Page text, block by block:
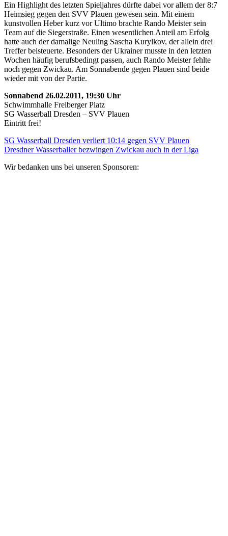
Ein Highlight des letzten Spieljahres dürfte dabei vor allem der 8:7
Heimsieg gegen den SVV Plauen gewesen sein. Mit einem
kunstvollen Heber kurz vor Ultimo brachte Rando Meister sein
Team auf die Siegerstraße. Einen wesentlichen Anteil am Erfolg
hatte auch der damalige Neuling Sascha Kurylkov, der allein drei
Treffer beisteuerte. Besonders der Ukrainer musste in den letzten
Wochen häufig berufsbedingt passen, auch Rando Meister fehlte
noch gegen Zwickau. Am Sonnabende gegen Plauen sind beide
wieder mit von der Partie.
Sonnabend 26.02.2011, 19:30 Uhr
Schwimmhalle Freiberger Platz
SG Wasserball Dresden – SVV Plauen
Eintritt frei!
SG Wasserball Dresden verliert 10:14 gegen SVV Plauen
Dresdner Wasserballer bezwingen Zwickau auch in der Liga
Wir bedanken uns bei unseren Sponsoren: